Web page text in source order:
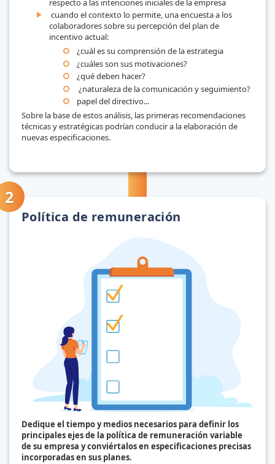
respecto a las intenciones iniciales de la empresa
cuando el contexto lo permite, una encuesta a los
colaboradores sobre su percepción del plan de
incentivo actual:
¿cuál es su comprensión de la estrategia
¿cuáles son sus motivaciones?
¿qué deben hacer?
¿naturaleza de la comunicación y seguimiento?
papel del directivo...
Sobre la base de estos análisis, las primeras recomendaciones
técnicas y estratégicas podrían conducir a la elaboración de
nuevas especificaciones.
Política de remuneración
Dedique el tiempo y medios necesarios para definir los
principales ejes de la política de remuneración variable
de su empresa y conviértalos en especificaciones precisas
incorporadas en sus planes.